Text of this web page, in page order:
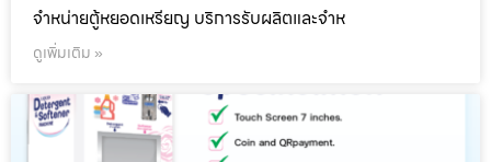
จำหน่ายตู้หยอดเหรียญ บริการรับผลิตและจำห
ดูเพิ่มเติม »